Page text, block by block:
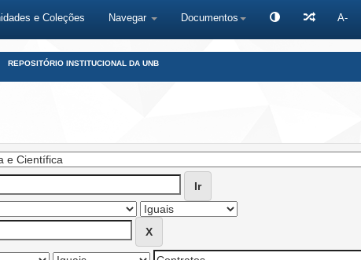
e Coleções Navegar Documentos A-
REPOSITÓRIO INSTITUCIONAL DA UNB